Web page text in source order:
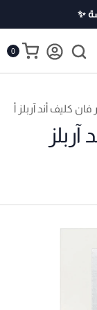
0
كليف أند آربلز